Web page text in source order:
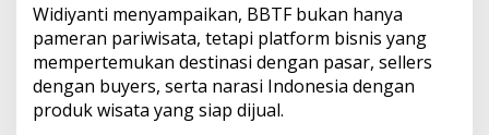
o
n
o
m
i
H
Widiyanti menyampaikan, BBTF bukan hanya
pameran pariwisata, tetapi platform bisnis yang
mempertemukan destinasi dengan pasar, sellers
dengan buyers, serta narasi Indonesia dengan
produk wisata yang siap dijual.